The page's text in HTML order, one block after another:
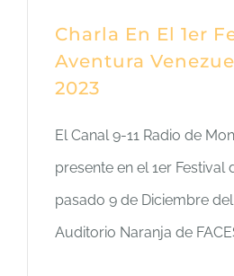
Charla En El 1er
Aventura
2023
El Canal 9-11 Radio de
presente en el 1er Festival
pasado 9 de Diciembre del
Auditorio Naranja de